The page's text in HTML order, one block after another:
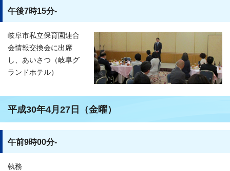
午後7時15分-
岐阜市私立保育園連合
会情報交換会に出席
し、あいさつ（岐阜グ
ランドホテル）
平成30年4月27日（金曜）
午前9時00分-
執務